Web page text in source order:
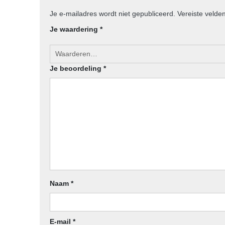
Je e-mailadres wordt niet gepubliceerd. Vereiste
Je waardering *
Je beoordeling *
Naam *
E-mail *